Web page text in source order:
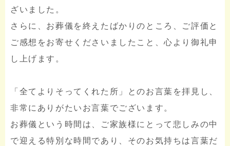
ざいました。
さらに、お葬儀を終えたばかりのところ、ご評価と
ご感想をお寄せくださいましたこと、心より御礼申
し上げます。
「全てよりそってくれた所」とのお言葉を拝見し、
非常にありがたいお言葉でございます。
お葬儀という時間は、ご家族様にとって悲しみの中
で迎える特別な時間であり、そのお気持ちは言葉だ